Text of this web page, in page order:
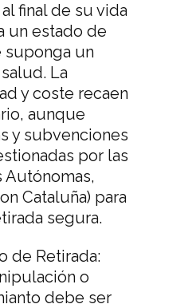
final de su vida
un estado de
un
La
y coste recaen
aunque
y subvenciones
por las
Cataluña) para
segura.
de Retirada:
o
debe ser